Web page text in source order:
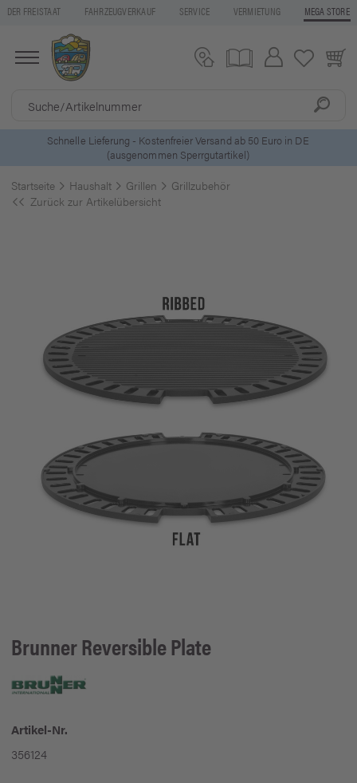
DER FREISTAAT FAHRZEUGVERKAUF SERVICE VERMIETUNG MEGA STORE
5 Euro Gutschein* beiNewsletter-Anmeldung
Startseite Haushalt Grillen
Grillzubehör
Zurück zur Artikelübersicht
BrunnerReversible Plate
Artikel-Nr.
356124